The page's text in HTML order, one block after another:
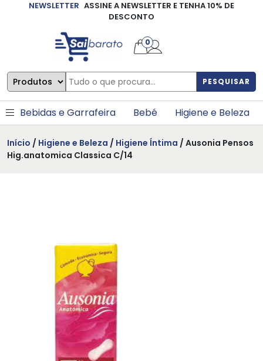
NEWSLETTER ASSINE A NEWSLETTER E TENHA 10% DE
DESCONTO
PESQUISAR
0
Bebidas e Garrafeira Bebé Higiene e Beleza
Início / Higiene e Beleza / Higiene Íntima / Ausonia Pensos
Hig.anatomica Classica C/14